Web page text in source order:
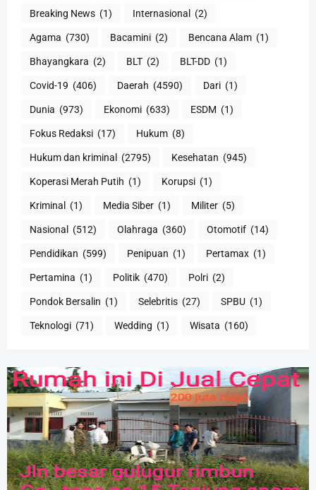
Breaking News (1) Internasional (2)
Agama (730) Bacamini (2) Bencana Alam (1)
Bhayangkara (2) BLT (2) BLT-DD (1)
Covid-19 (406) Daerah (4590) Dari (1)
Dunia (973) Ekonomi (633) ESDM (1)
Fokus Redaksi (17) Hukum (8)
Hukum dan kriminal (2795) Kesehatan (945)
Koperasi Merah Putih (1) Korupsi (1)
Kriminal (1) Media Siber (1) Militer (5)
Nasional (512) Olahraga (360) Otomotif (14)
Pendidikan (599) Penipuan (1) Pertamax (1)
Pertamina (1) Politik (470) Polri (2)
Pondok Bersalin (1) Selebritis (27) SPBU (1)
Teknologi (71) Wedding (1) Wisata (160)